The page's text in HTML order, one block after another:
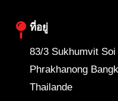
ที่อยู่
83/3 Sukhumvit
Phrakhanong
Thailande